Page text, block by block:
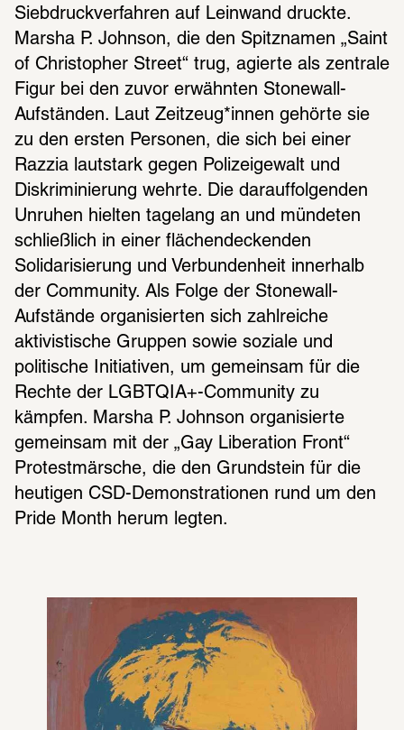
Siebdruckverfahren auf Leinwand druckte.
Marsha P. Johnson, die den Spitznamen „Saint
of Christopher Street“ trug, agierte als zentrale
Figur bei den zuvor erwähnten Stonewall-
Aufständen. Laut Zeitzeug*innen gehörte sie
zu den ersten Personen, die sich bei einer
Razzia lautstark gegen Polizeigewalt und
Diskriminierung wehrte. Die darauffolgenden
Unruhen hielten tagelang an und mündeten
schließlich in einer flächendeckenden
Solidarisierung und Verbundenheit innerhalb
der Community. Als Folge der Stonewall-
Aufstände organisierten sich zahlreiche
aktivistische Gruppen sowie soziale und
politische Initiativen, um gemeinsam für die
Rechte der LGBTQIA+-Community zu
kämpfen. Marsha P. Johnson organisierte
gemeinsam mit der „Gay Liberation Front“
Protestmärsche, die den Grundstein für die
heutigen CSD-Demonstrationen rund um den
Pride Month herum legten.